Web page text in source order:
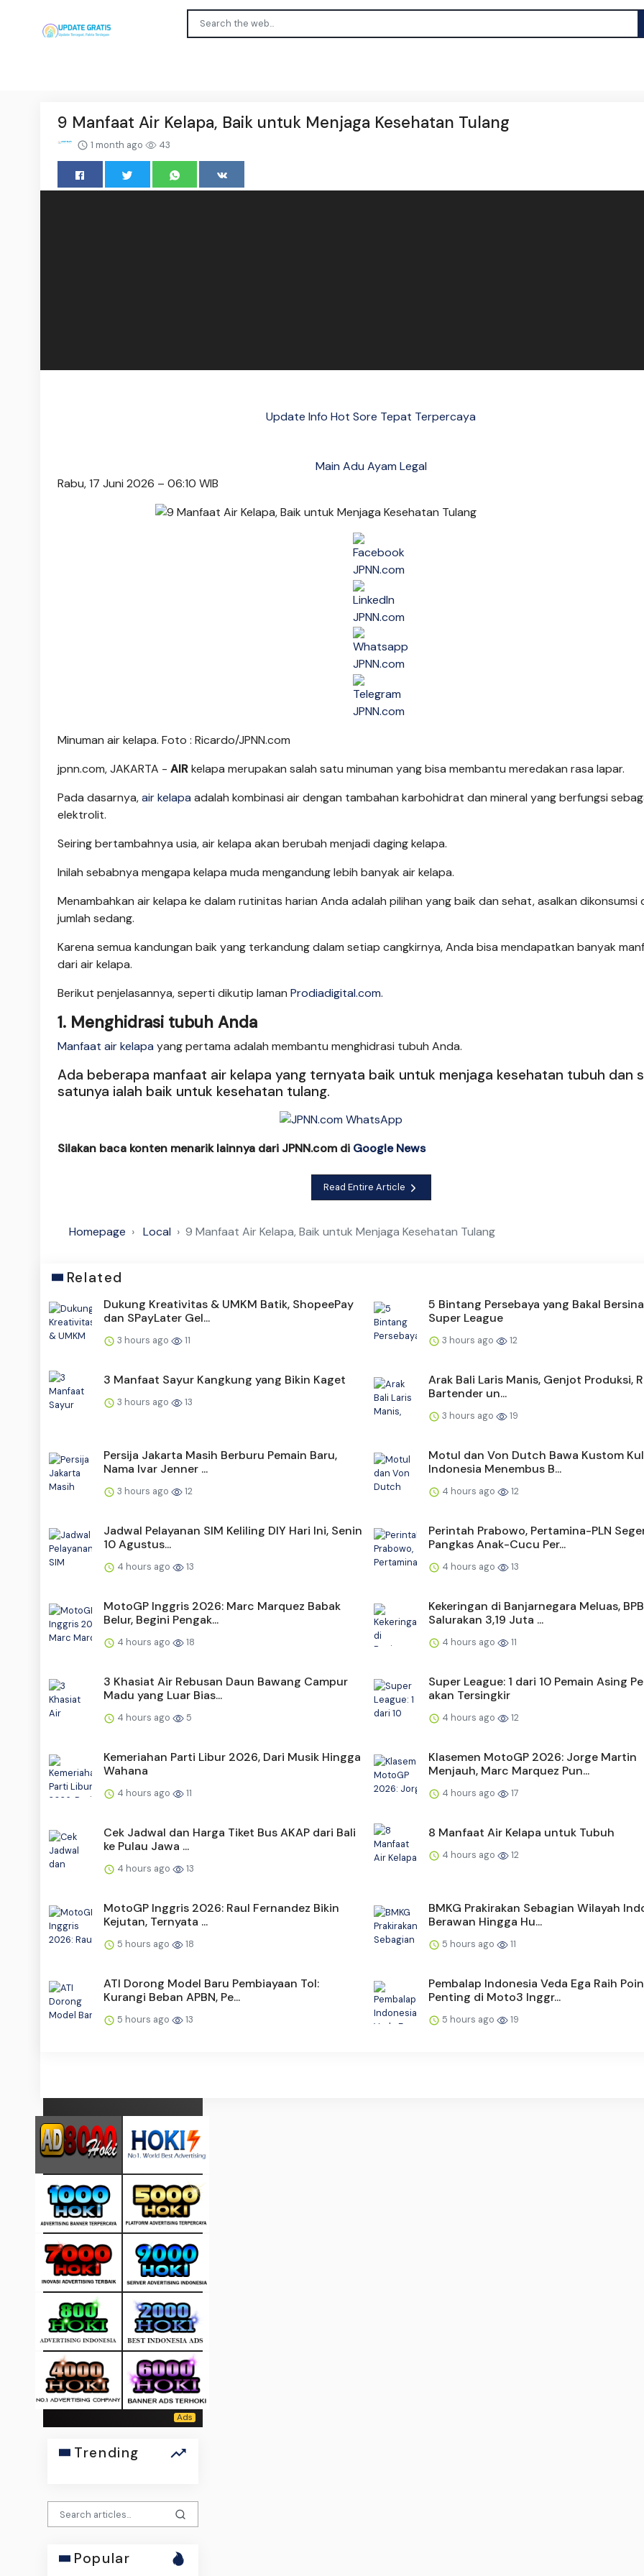
9 Manfaat Air Kelapa, Baik untuk Menjaga Kesehatan Tulang
1 month ago 43
Update Info Hot Sore Tepat Terpercaya
Main Adu Ayam Legal
Rabu, 17 Juni 2026 – 06:10 WIB
Minuman air kelapa. Foto : Ricardo/JPNN.com
jpnn.com, JAKARTA - AIRkelapa merupakan salah satu minuman yang bisa membantu meredakan rasa lapar.
Pada dasarnya,air kelapa adalah kombinasi air dengan tambahan karbohidrat dan mineral yang berfungsi
elektrolit.
Seiring bertambahnya usia, air kelapa akan berubah menjadi daging kelapa.
Inilah sebabnya mengapa kelapa muda mengandung lebih banyak air kelapa.
Menambahkan air kelapa ke dalam rutinitas harian Anda adalah pilihan yang baik dan sehat, asalkan dikonsumsi
jumlah sedang.
Karena semua kandungan baik yang terkandung dalam setiap cangkirnya, Anda bisa mendapatkan banyak
dari air kelapa.
Berikut penjelasannya, seperti dikutip laman Prodiadigital.com.
1. Menghidrasi tubuh Anda
Manfaat air kelapa yang pertama adalah membantu menghidrasi tubuh Anda.
Ada beberapa manfaat air kelapa yang ternyata baik untuk menjaga kesehatan tubuh dan
satunya ialah baik untuk kesehatan tulang.
Silakan baca konten menarik lainnya dari JPNN.com di Google News
Read Entire Article
Homepage Local 9 Manfaat Air Kelapa, Baik untuk Menjaga Kesehatan Tulang
Related
Dukung Kreativitas & UMKM Batik, ShopeePay
dan SPayLater Gel...
3 hours ago 11
5 Bintang Persebaya yang Bakal
Super League
3 hours ago 12
3 Manfaat Sayur Kangkung yang Bikin Kaget
3 hours ago 13
Arak Bali Laris Manis, Genjot Produksi,
Bartender un...
3 hours ago 19
Persija Jakarta Masih Berburu Pemain Baru,
Nama Ivar Jenner ...
3 hours ago 12
Motul dan Von Dutch Bawa Kustom
Indonesia Menembus B...
4 hours ago 12
Jadwal Pelayanan SIM Keliling DIY Hari Ini, Senin
10 Agustus...
4 hours ago 13
Perintah Prabowo, Pertamina-PLN
Pangkas Anak-Cucu Per...
4 hours ago 13
MotoGP Inggris 2026: Marc Marquez Babak
Belur, Begini Pengak...
4 hours ago 18
Kekeringan di Banjarnegara Meluas,
Salurakan 3,19 Juta ...
4 hours ago 11
3 Khasiat Air Rebusan Daun Bawang Campur
Madu yang Luar Bias...
4 hours ago 5
Super League: 1 dari 10 Pemain Asing
akan Tersingkir
4 hours ago 12
Kemeriahan Parti Libur 2026, Dari Musik Hingga
Wahana
4 hours ago 11
Klasemen MotoGP 2026: Jorge Martin
Menjauh, Marc Marquez Pun...
4 hours ago 17
Cek Jadwal dan Harga Tiket Bus AKAP dari Bali
ke Pulau Jawa ...
4 hours ago 13
8 Manfaat Air Kelapa untuk Tubuh
4 hours ago 12
MotoGP Inggris 2026: Raul Fernandez Bikin
Kejutan, Ternyata ...
5 hours ago 18
BMKG Prakirakan Sebagian Wilayah
Berawan Hingga Hu...
5 hours ago 11
ATI Dorong Model Baru Pembiayaan Tol:
Kurangi Beban APBN, Pe...
5 hours ago 13
Pembalap Indonesia Veda Ega Raih Poin
Penting di Moto3 Inggr...
5 hours ago 19
Trending
Popular